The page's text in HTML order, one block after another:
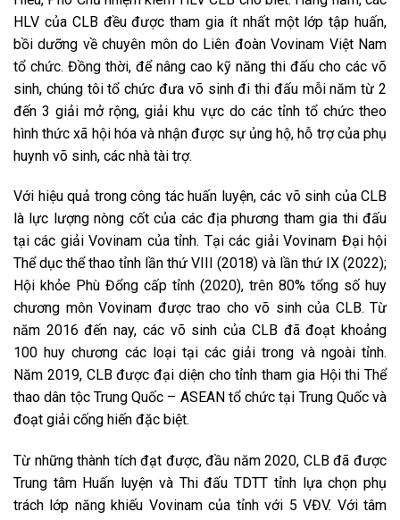
HLV của CLB đều được tham gia ít nhất một lớp tập huấn,
bồi dưỡng về chuyên môn do Liên đoàn Vovinam Việt Nam
tổ chức. Đồng thời, để nâng cao kỹ năng thi đấu cho các võ
sinh, chúng tôi tổ chức đưa võ sinh đi thi đấu mỗi năm từ 2
đến 3 giải mở rộng, giải khu vực do các tỉnh tổ chức theo
hình thức xã hội hóa và nhận được sự ủng hộ, hỗ trợ của phụ
huynh võ sinh, các nhà tài trợ.
Với hiệu quả trong công tác huấn luyện, các võ sinh của CLB
là lực lượng nòng cốt của các địa phương tham gia thi đấu
tại các giải Vovinam của tỉnh. Tại các giải Vovinam Đại hội
Thể dục thể thao tỉnh lần thứ VIII (2018) và lần thứ IX (2022);
Hội khỏe Phù Đổng cấp tỉnh (2020), trên 80% tổng số huy
chương môn Vovinam được trao cho võ sinh của CLB. Từ
năm 2016 đến nay, các võ sinh của CLB đã đoạt khoảng
100 huy chương các loại tại các giải trong và ngoài tỉnh.
Năm 2019, CLB được đại diện cho tỉnh tham gia Hội thi Thể
thao dân tộc Trung Quốc – ASEAN tổ chức tại Trung Quốc và
đoạt giải cống hiến đặc biệt.
Từ những thành tích đạt được, đầu năm 2020, CLB đã được
Trung tâm Huấn luyện và Thi đấu TDTT tỉnh lựa chọn phụ
trách lớp năng khiếu Vovinam của tỉnh với 5 VĐV. Với tâm